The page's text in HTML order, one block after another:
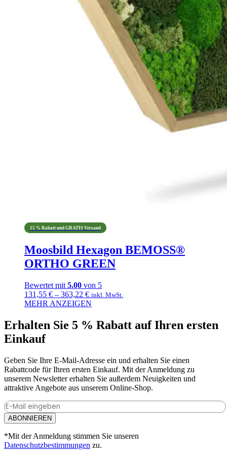
15 % Rabatt und GRATIS Versand
Moosbild Hexagon BEMOSS®
ORTHO GREEN
Bewertet mit 5.00 von 5
131,55 € – 363,22 €Preisspanne:
131,55 €
363,22 €
inkl. MwSt.
MEHR ANZEIGEN
Produkt
weist
mehrere
auf.
Die
Optionen
können
der
Produktseite
gewählt
Erhalten Sie 5 % Rabatt auf Ihren ersten
Einkauf
Geben Sie Ihre E-Mail-Adresse ein und erhalten Sie einen
Rabattcode für Ihren ersten Einkauf. Mit der Anmeldung zu
unserem Newsletter erhalten Sie außerdem Neuigkeiten und
attraktive Angebote aus unserem Online-Shop.
ABONNIEREN
*Mit der Anmeldung stimmen Sie unseren
Datenschutzbestimmungen zu.